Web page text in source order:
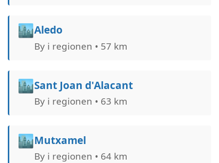
🏙️Aledo
By i regionen • 57 km
🏙️Sant Joan d'Alacant
By i regionen • 63 km
🏙️Mutxamel
By i regionen • 64 km